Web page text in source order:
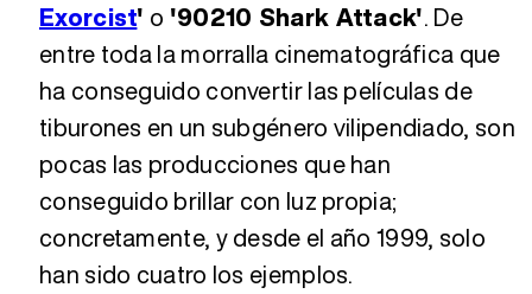
Exorcist' o '90210 Shark Attack'. De
entre toda la morralla cinematográfica que
ha conseguido convertir las películas de
tiburones en un subgénero vilipendiado, son
pocas las producciones que han
conseguido brillar con luz propia;
concretamente, y desde el año 1999, solo
han sido cuatro los ejemplos.